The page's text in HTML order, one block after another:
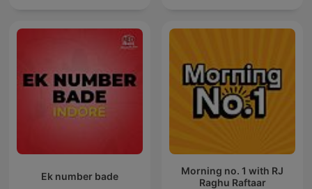
Ek number bade
Morning no. 1 with RJ
Raghu Raftaar